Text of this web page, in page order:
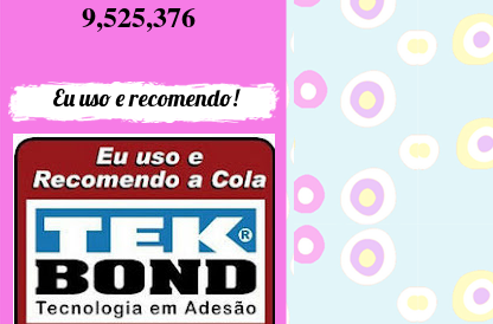
9,525,376
Eu uso e recomendo!